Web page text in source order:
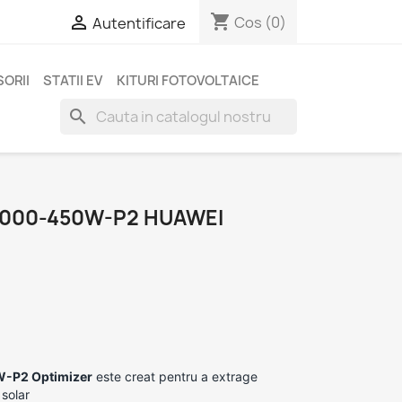
 Autentificare shopping_cart Cos (0)
STATII EV KITURI FOTOVOLTAICE
search
450W-P2 HUAWEI
P2 Optimizer este creat pentru a extrage